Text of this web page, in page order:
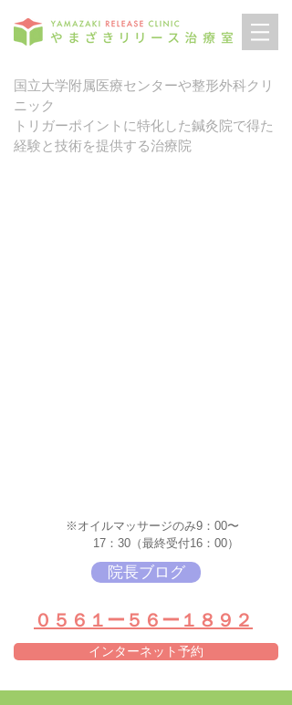
国立大学附属医療センターや整形外科クリ
ニック
トリガーポイントに特化した鍼灸院で得た
経験と技術を提供する治療院
※オイルマッサージのみ9：00〜
17：30（最終受付16：00）
院長ブログ
​０５６１ー５６ー１８９２
インターネット予約